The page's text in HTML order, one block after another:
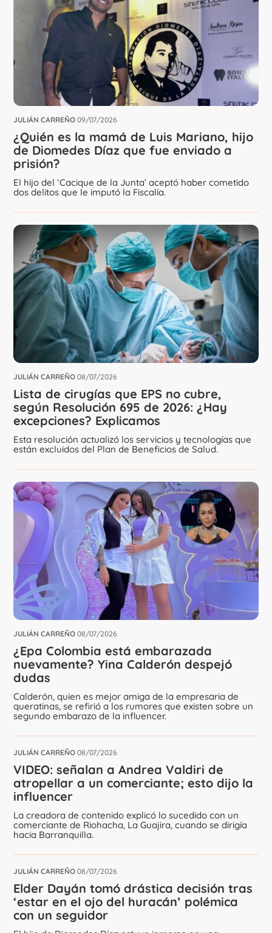
JULIÁN CARREÑO 09/07/2026
¿Quién es la mamá de Luis Mariano, hijo
de Diomedes Díaz que fue enviado a
prisión?
El hijo del ‘Cacique de la Junta’ aceptó haber cometido
dos delitos que le imputó la Fiscalía.
JULIÁN CARREÑO 08/07/2026
Lista de cirugías que EPS no cubre,
según Resolución 695 de 2026: ¿Hay
excepciones? Explicamos
Esta resolución actualizó los servicios y tecnologías que
están excluidos del Plan de Beneficios de Salud.
JULIÁN CARREÑO 08/07/2026
¿Epa Colombia está embarazada
nuevamente? Yina Calderón despejó
dudas
Calderón, quien es mejor amiga de la empresaria de
queratinas, se refirió a los rumores que existen sobre un
segundo embarazo de la influencer.
JULIÁN CARREÑO 08/07/2026
VIDEO: señalan a Andrea Valdiri de
atropellar a un comerciante; esto dijo la
influencer
La creadora de contenido explicó lo sucedido con un
comerciante de Riohacha, La Guajira, cuando se dirigía
hacia Barranquilla.
JULIÁN CARREÑO 08/07/2026
Elder Dayán tomó drástica decisión tras
‘estar en el ojo del huracán’ polémica
con un seguidor